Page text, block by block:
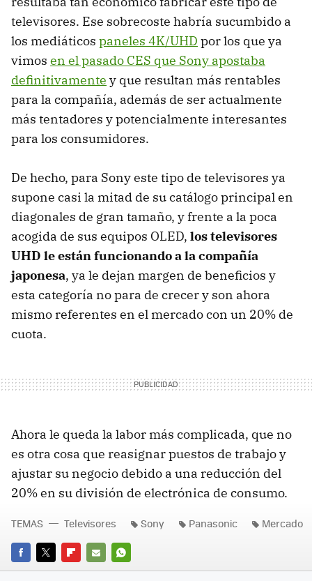
televisores. Ese sobrecoste habría sucumbido a
los mediáticos paneles 4K/UHD por los que ya
vimos en el pasado CES que Sony apostaba
definitivamente y que resultan más rentables
para la compañía, además de ser actualmente
más tentadores y potencialmente interesantes
para los consumidores.
De hecho, para Sony este tipo de televisores ya
supone casi la mitad de su catálogo principal en
diagonales de gran tamaño, y frente a la poca
acogida de sus equipos OLED, los televisores
UHD le están funcionando a la compañía
japonesa, ya le dejan margen de beneficios y
esta categoría no para de crecer y son ahora
mismo referentes en el mercado con un 20% de
cuota.
Ahora le queda la labor más complicada, que no
es otra cosa que reasignar puestos de trabajo y
ajustar su negocio debido a una reducción del
20% en su división de electrónica de consumo.
FACEBOOK
TWITTERFLIPBOARD
E-
WHATSAPP
TEMAS Televisores Sony Panasonic Mercado